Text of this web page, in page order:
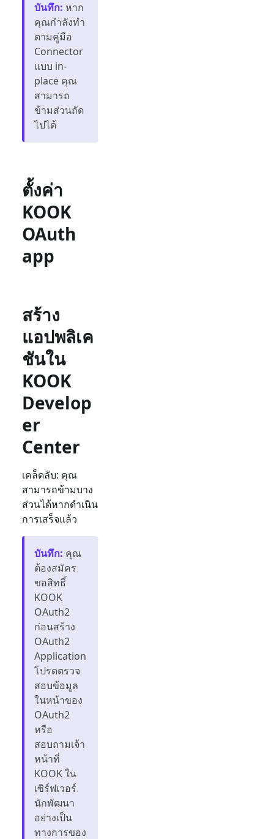
บันทึก: หาก
คุณกำลังทำ
ตามคู่มือ
Connector
แบบ in-
place คุณ
สามารถ
ข้ามส่วนถัด
ไปได้
ตั้งค่า
KOOK
OAuth
app
สร้าง
แอปพลิเค
ชันใน
KOOK
Develop
er
Center
เคล็ดลับ: คุณ
สามารถข้ามบาง
ส่วนได้หากดำเนิน
การเสร็จแล้ว
บันทึก: คุณ
ต้องสมัคร
ขอสิทธิ์
KOOK
OAuth2
ก่อนสร้าง
OAuth2
Application
โปรดตรวจ
สอบข้อมูล
ในหน้าของ
OAuth2
หรือ
สอบถามเจ้า
หน้าที่
KOOK ใน
เซิร์ฟเวอร์
นักพัฒนา
อย่างเป็น
ทางการของ